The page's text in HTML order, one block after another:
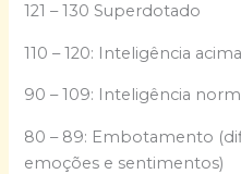
121 – 130 Superdotado
110 – 120: Inteligência
90 – 109: Inteligência
80 – 89: Embotamento
emoções e sentimentos)